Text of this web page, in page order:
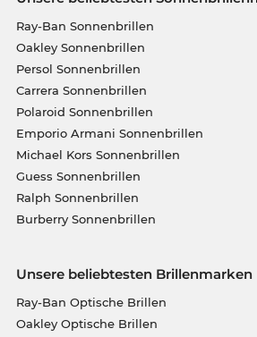
Ray-Ban Sonnenbrillen
Oakley Sonnenbrillen
Persol Sonnenbrillen
Carrera Sonnenbrillen
Polaroid Sonnenbrillen
Emporio Armani Sonnenbrillen
Michael Kors Sonnenbrillen
Guess Sonnenbrillen
Ralph Sonnenbrillen
Burberry Sonnenbrillen
Unsere beliebtesten Brillenmarken
Ray-Ban Optische Brillen
Oakley Optische Brillen